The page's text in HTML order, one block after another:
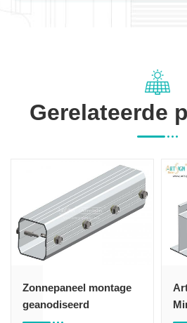
Gerelateerde
Zonnepaneel montage
geanodiseerd